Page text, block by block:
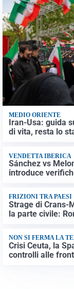
MEDIO ORIENTE
Iran-Usa: guida
di vita, resta lo
VENDETTA IBERICA
Sánchez vs
introduce
FRIZIONI TRA PAESI
Strage di Crans-
la parte civile:
NON SI FERMA LA
Crisi Ceuta, la
controlli alle